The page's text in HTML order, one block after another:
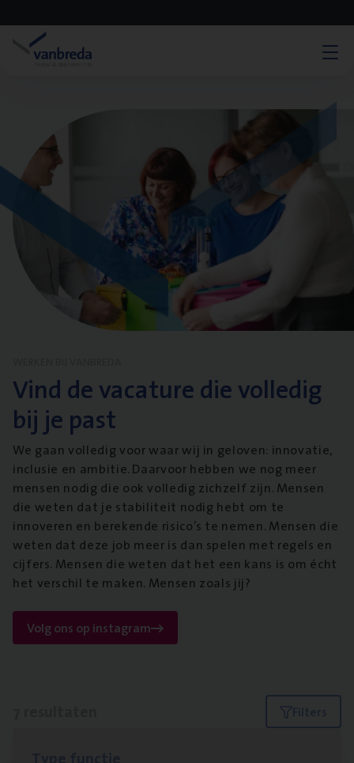
Vind de vacature die volledig
bij je past
We gaan volledig voor waar wij in geloven: innovatie,
inclusie en ambitie. Daarvoor hebben we nog meer
mensen nodig die ook volledig zichzelf zijn. Mensen
die weten dat je stabiliteit nodig hebt om te
innoveren en berekende risico’s te nemen. Mensen die
weten dat deze job meer is dan spelen met regels en
cijfers. Mensen die weten dat het een kans is om écht
het verschil te maken. Mensen zoals jij?
Volg ons op instagram
Filters